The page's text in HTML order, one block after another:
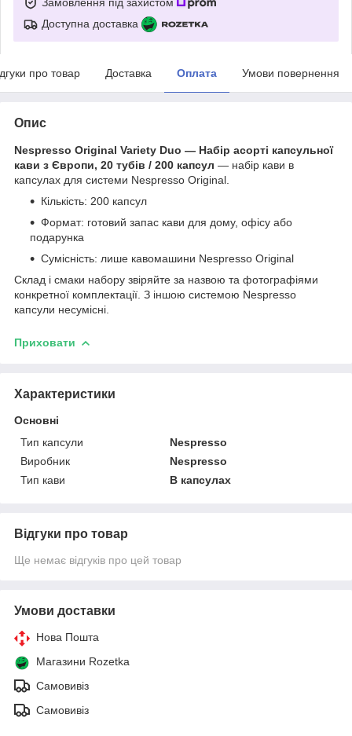
Доступна доставка
про товар Доставка Оплата Умови повернення
Опис
Nespresso Original Variety Duo — Набір асорті капсульної
кави з Європи, 20 тубів / 200 капсул — набір кави в
капсулах для системи Nespresso Original.
Кількість: 200 капсул
Формат: готовий запас кави для дому, офісу або
подарунка
Сумісність: лише кавомашини Nespresso Original
Склад і смаки набору звіряйте за назвою та фотографіями
конкретної комплектації. З іншою системою Nespresso
капсули несумісні.
Приховати
Характеристики
Основні
Тип капсули
Nespresso
Виробник
Nespresso
Тип кави
В капсулах
Відгуки про товар
Ще немає відгуків про цей товар
Умови доставки
Нова Пошта
Магазини Rozetka
Самовивіз
Самовивіз